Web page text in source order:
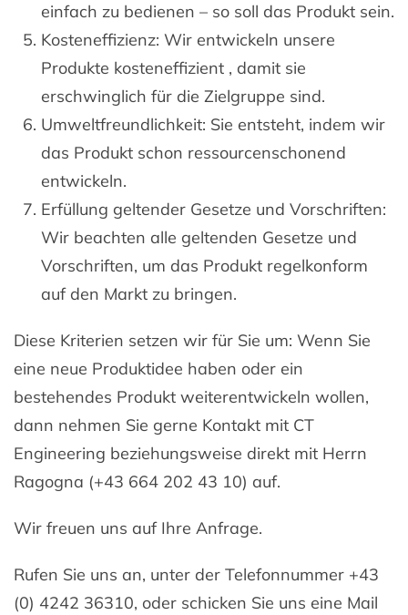
einfach zu bedienen – so soll das Produkt sein.
Kosteneffizienz: Wir entwickeln unsere
Produkte kosteneffizient , damit sie
erschwinglich für die Zielgruppe sind.
Umweltfreundlichkeit: Sie entsteht, indem wir
das Produkt schon ressourcenschonend
entwickeln.
Erfüllung geltender Gesetze und Vorschriften:
Wir beachten alle geltenden Gesetze und
Vorschriften, um das Produkt regelkonform
auf den Markt zu bringen.
Diese Kriterien setzen wir für Sie um: Wenn Sie
eine neue Produktidee haben oder ein
bestehendes Produkt weiterentwickeln wollen,
dann nehmen Sie gerne Kontakt mit CT
Engineering beziehungsweise direkt mit Herrn
Ragogna (+43 664 202 43 10) auf.
Wir freuen uns auf Ihre Anfrage.
Rufen Sie uns an, unter der Telefonnummer +43
(0) 4242 36310, oder schicken Sie uns eine Mail